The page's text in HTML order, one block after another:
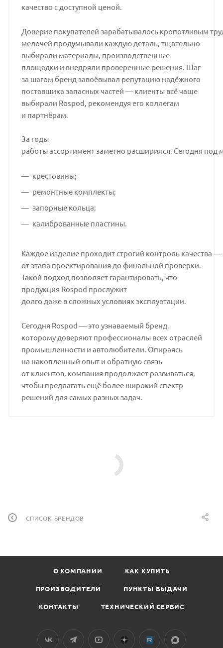
качество с доступной ценой.
Доверие покупателей зарабатывалось кропотливым
мелочей продумывали каждую деталь, тщательно
выбирали материалы, производственные
площадки и внедряли проверенные решения. Шаг
за шагом бренд завоёвывал репутацию надёжного
поставщика запасных частей — клиенты всё чаще
выбирали Rospod, рекомендуя его коллегам
и партнёрам.
За годы
работы ассортимент заметно расширился. Сегодня под
крестовины;
ремонтные комплекты;
запорные кольца;
калиброванные пластины.
Каждое изделие проходит строгий контроль качества —
от этапа проектирования до финальной проверки.
Такой подход позволяет гарантировать, что
продукция Rospod прослужит
долго даже в сложных условиях эксплуатации.
Сегодня Rospod — это узнаваемый бренд,
которому доверяют профессионалы всех отраслей
промышленности и автолюбители. Опираясь
на накопленный опыт и обратную связь
от клиентов, компания продолжает развиваться,
чтобы предлагать ещё более широкий спектр
решений для самых разных задач.
СПИСОК БРЕНДОВ
О КОМПАНИИ КАК КУПИТЬ
ПРОИЗВОДИТЕЛИ ПУНКТЫ ВЫДАЧИ
КОНТАКТЫ ТЕХНИЧЕСКИЙ СЕРВИС